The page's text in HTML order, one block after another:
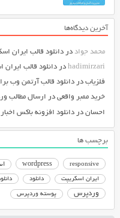
آخرین دیدگاه‌ها
محمد جواددر دانلود قالب ایران
hadimirzariدر دانلود قالب
فلزیابدر دانلود قالب آرتمن وب
خرید ممبر واقعیدر ارسال مطالب
احساندر دانلود افزونه باکس اخبار Znews برای وردپرس
برچسب ها
responsive
wordpress
ایران اسکریپت دانلود
وردپرس پوسته وردپرس